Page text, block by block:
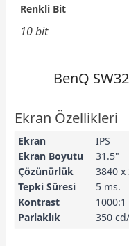
Renkli Bit
10 bit
BenQ
Ekran Özellikleri
Ekran
IPS
Ekran Boyutu
31.5"
Çözünürlük
3840 x
Tepki Süresi
5 ms.
Kontrast
1000:1
Parlaklık
350